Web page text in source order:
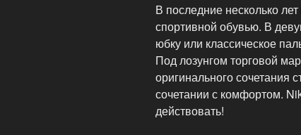
В последние несколько
спортивной обувью. В
юбку или классическое
Под лозунгом торговой
оригинального сочетания
сочетании с комфортом.
действовать!